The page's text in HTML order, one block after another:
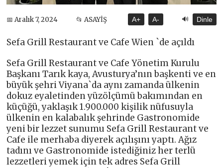
📅 Aralık 7, 2024 📂 ASAYİŞ A+ A- 🔊 Dinle
Sefa Grill Restaurant ve Cafe Wien `de açıldı
Sefa Grill Restaurant ve Cafe Yönetim Kurulu
Başkanı Tarık kaya, Avusturya’nın başkenti ve en
büyük şehri Viyana`da aynı zamanda ülkenin
dokuz eyaletinden yüzölçümü bakımından en
küçüğü, yaklaşık 1.900.000 kişilik nüfusuyla
ülkenin en kalabalık şehrinde Gastronomide
yeni bir lezzet sunumu Sefa Grill Restaurant ve
Cafe ile merhaba diyerek açılışını yaptı. Ağız
tadını ve Gastronomide istediğiniz her terlü
lezzetleri yemek için tek adres Sefa Grill